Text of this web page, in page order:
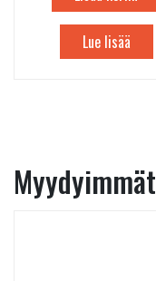
Lue lisää
Myydyimmät